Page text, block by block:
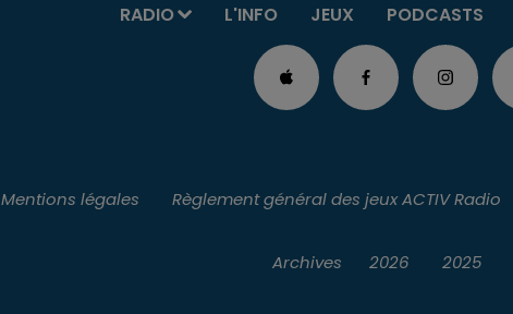
RADIO L'INFO JEUX PODCASTS
Mentions légales Règlement général des jeux ACTIV Radio
Archives 2026 2025